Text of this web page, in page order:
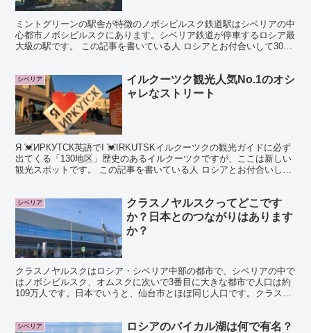
ミントグリーンの駅舎が特徴のノボシビルスク鉄道駅はシベリアの中
心都市ノボシビルスクにあります。シベリア鉄道が停車するロシア最
大級の駅です。 この記事を書いている人 ロシアとお付合いして30年
シベリア
イルクーツク観光人気No.1のオシ
ャレなストリート
Я 💓ИРКУТСК英語でI 💓IRKUTSKイルクーツクの観光ガイドに必ず
出てくる「130地区」歴史のあるイルクーツクですが、ここは新しい
観光スポットです。 この記事を書いている人 ロシアとお付合いして
シベリア
クラスノヤルスクってどこです
か？日本とのつながりはあります
か？
クラスノヤルスクはロシア・シベリア中部の都市で、シベリアの中で
はノボシビルスク、オムスクに次いで3番目に大きな都市で人口は約
109万人です。日本でいうと、仙台市とほぼ同じ人口です。クラスノ
シベリア
ロシアのバイカル湖は何で有名？